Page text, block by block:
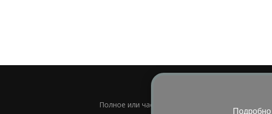
Подробно
Полное или частичное использование